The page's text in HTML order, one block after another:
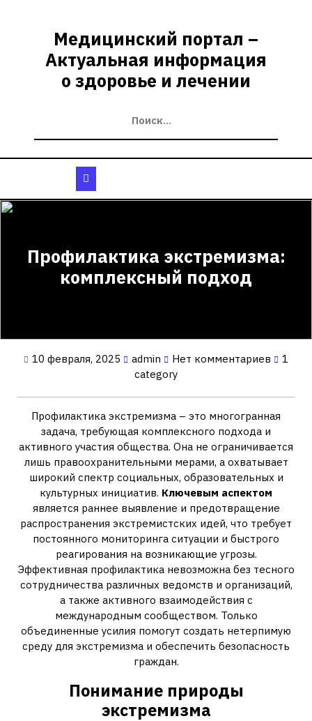
содержимомуМедицинский портал –
Актуальная информация
о здоровье и лечении
Профилактика экстремизма:
комплексный подход
10 февраля, 2025 admin Нет комментариев
1
category
Профилактика экстремизма – это многогранная
задача, требующая комплексного подхода и
активного участия общества. Она не ограничивается
лишь правоохранительными мерами, а охватывает
широкий спектр социальных, образовательных и
культурных инициатив. Ключевым аспектом
является раннее выявление и предотвращение
распространения экстремистских идей, что требует
постоянного мониторинга ситуации и быстрого
реагирования на возникающие угрозы.
Эффективная профилактика невозможна без тесного
сотрудничества различных ведомств и организаций,
а также активного взаимодействия с
международным сообществом. Только
объединенные усилия помогут создать нетерпимую
среду для экстремизма и обеспечить безопасность
граждан.
Понимание природы
экстремизма